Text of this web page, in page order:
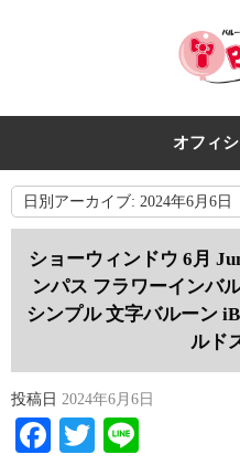
オフィ
日別アーカイブ: 2024年6月6日
ショーウィンドウ 6月
ンパス フラワーインバ
シンプル 文字バルーン
ルド
投稿日 2024年6月6日
Facebook
Twitter